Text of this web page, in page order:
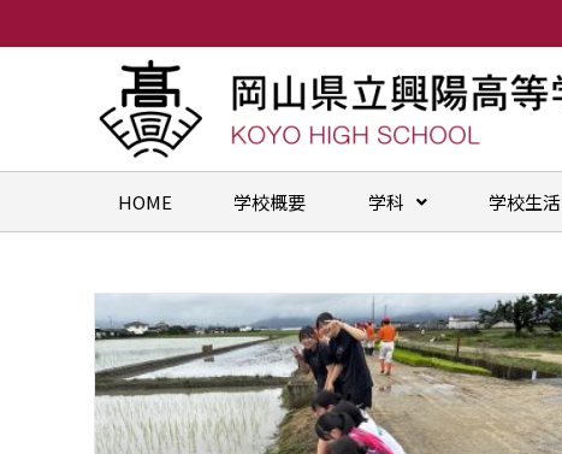
HOME 学校概要 学科 学校生活